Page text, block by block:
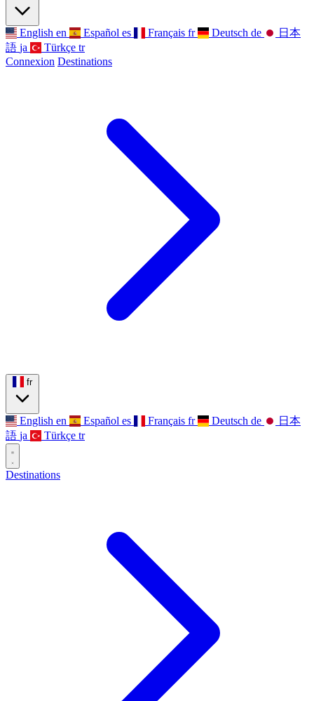
English en Español es Français fr Deutsch de
日本
語 ja Türkçe tr
Connexion Destinations
fr
English en Español es Français fr Deutsch de
日本
語 ja Türkçe tr
Destinations